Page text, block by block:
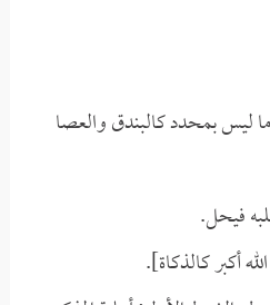
ليس بمحدد كالبندق والعصا
فيحل.
أكبر كالذكاة].